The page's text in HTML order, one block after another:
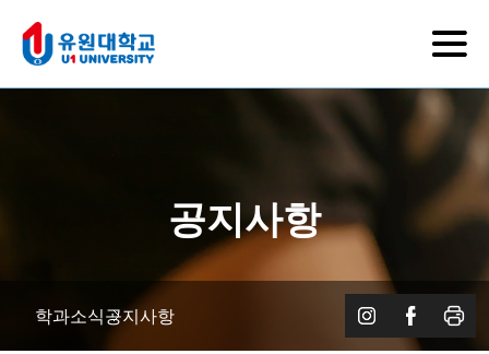
공지사항
학과소식공지사항